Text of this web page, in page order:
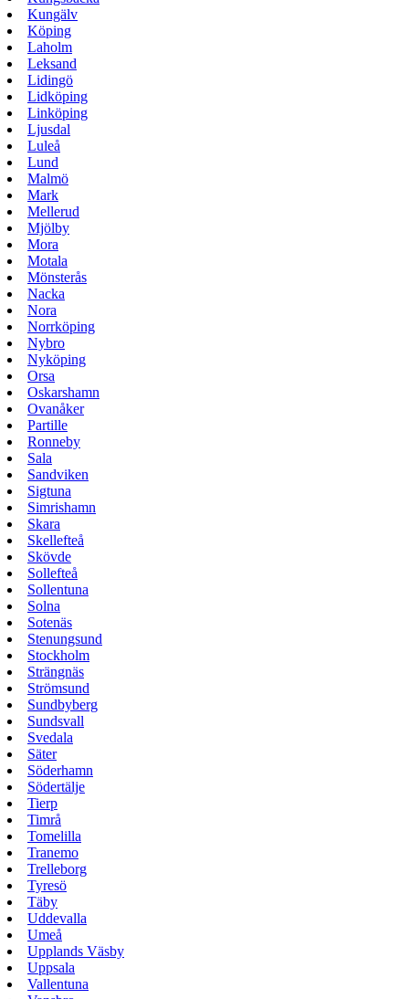
Kungälv
Köping
Laholm
Leksand
Lidingö
Lidköping
Linköping
Ljusdal
Luleå
Lund
Malmö
Mark
Mellerud
Mjölby
Mora
Motala
Mönsterås
Nacka
Nora
Norrköping
Nybro
Nyköping
Orsa
Oskarshamn
Ovanåker
Partille
Ronneby
Sala
Sandviken
Sigtuna
Simrishamn
Skara
Skellefteå
Skövde
Sollefteå
Sollentuna
Solna
Sotenäs
Stenungsund
Stockholm
Strängnäs
Strömsund
Sundbyberg
Sundsvall
Svedala
Säter
Söderhamn
Södertälje
Tierp
Timrå
Tomelilla
Tranemo
Trelleborg
Tyresö
Täby
Uddevalla
Umeå
Upplands Väsby
Uppsala
Vallentuna